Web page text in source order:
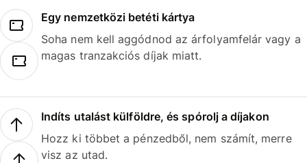
Egy nemzetközi betéti kártya
Soha nem kell aggódnod az árfolyamfelár vagy a
magas tranzakciós díjak miatt.
Indíts utalást külföldre, és spórolj a díjakon
Hozz ki többet a pénzedből, nem számít, merre
visz az utad.